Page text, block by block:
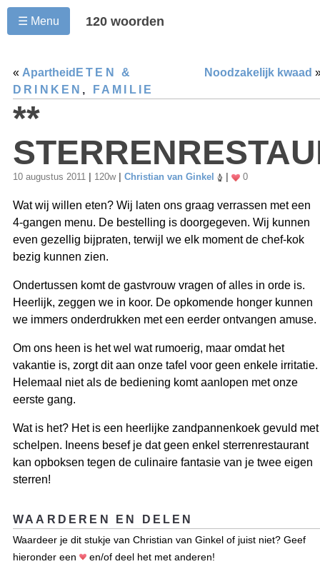
☰ Menu 120 woorden
« Apartheid Noodzakelijk kwaad
ETEN &
DRINKEN , FAMILIE
**
10 augustus 2011 120w Christian van Ginkel 0
Wat wij willen eten? Wij laten ons graag verrassen met een
4-gangen menu. De bestelling is doorgegeven. Wij kunnen
even gezellig bijpraten, terwijl we elk moment de chef-kok
bezig kunnen zien.
Ondertussen komt de gastvrouw vragen of alles in orde is.
Heerlijk, zeggen we in koor. De opkomende honger kunnen
we immers onderdrukken met een eerder ontvangen amuse.
Om ons heen is het wel wat rumoerig, maar omdat het
vakantie is, zorgt dit aan onze tafel voor geen enkele irritatie.
Helemaal niet als de bediening komt aanlopen met onze
eerste gang.
Wat is het? Het is een heerlijke zandpannenkoek gevuld met
schelpen. Ineens besef je dat geen enkel sterrenrestaurant
kan opboksen tegen de culinaire fantasie van je twee eigen
sterren!
WAARDEREN EN DELEN
Waardeer je dit stukje van Christian van Ginkel of juist niet? Geef
hieronder een
en/of deel het met anderen!